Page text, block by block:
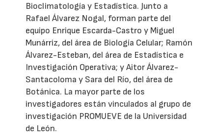
Bioclimatología y Estadística. Junto a
Rafael Álvarez Nogal, forman parte del
equipo Enrique Escarda-Castro y Miguel
Munárriz, del área de Biología Celular; Ramón
Álvarez-Esteban, del área de Estadística e
Investigación Operativa; y Aitor Álvarez-
Santacoloma y Sara del Río, del área de
Botánica. La mayor parte de los
investigadores están vinculados al grupo de
investigación PROMUEVE de la Universidad
de León.